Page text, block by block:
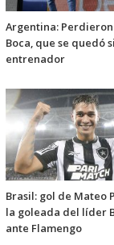
Argentina:
Boca, que se quedó
entrenador
Brasil: gol de Mateo
la goleada del líder
ante Flamengo